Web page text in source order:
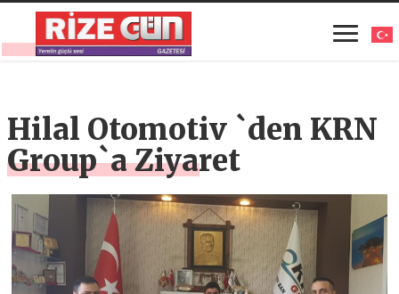
Hilal Otomotiv `den KRN
Group`a Ziyaret